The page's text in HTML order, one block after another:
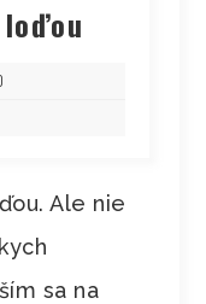
Ale nie
sa na